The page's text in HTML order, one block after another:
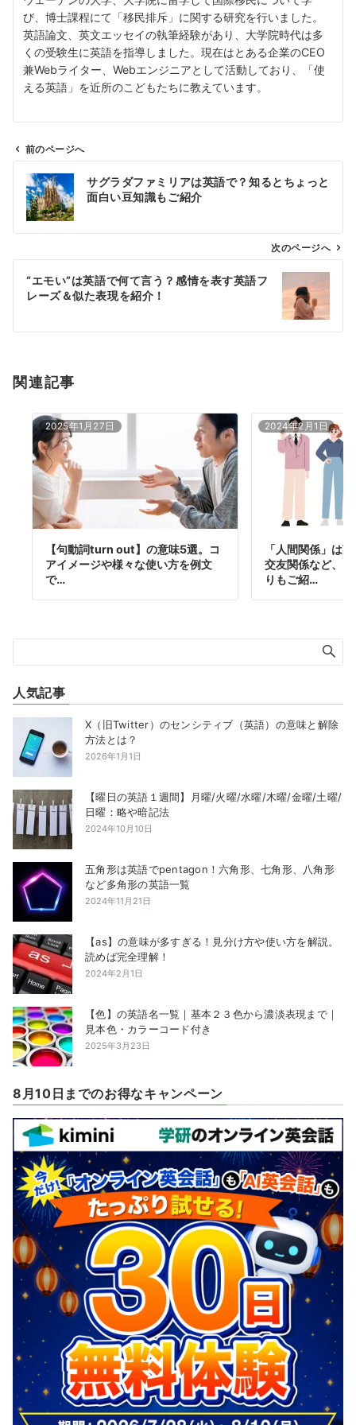
び、博士課程にて「移民排斥」に関する研究を行いました。
英語論文、英文エッセイの執筆経験があり、大学院時代は多
くの受験生に英語を指導しました。現在はとある企業のCEO
兼Webライター、Webエンジニアとして活動しており、「使
える英語」を近所のこどもたちに教えています。
ビ
ン
前のページへ
サグラダファミリアは英語で？知るとちょっと
面白い豆知識もご紹介
次のページへ
“エモい”は英語で何て言う？感情を表す英語フ
レーズ＆似た表現を紹介！
関連記事
2025年1月27日
【句動詞turn out】の意味5選。コ
アイメージや様々な使い方を例文
で…
2024年2月1日
「人間関係」は
交友関係など、
りもご紹…
人気記事
X（旧Twitter）のセンシティブ（英語）の意味と解除
方法とは？
2026年1月1日
【曜日の英語１週間】月曜/火曜/水曜/木曜/金曜/土曜/
日曜：略や暗記法
2024年10月10日
五角形は英語でpentagon！六角形、七角形、八角形
など多角形の英語一覧
2024年11月21日
【as】の意味が多すぎる！見分け方や使い方を解説。
読めば完全理解！
2024年2月1日
【色】の英語名一覧｜基本２３色から濃淡表現まで｜
見本色・カラーコード付き
2025年3月23日
8月10日までのお得なキャンペーン